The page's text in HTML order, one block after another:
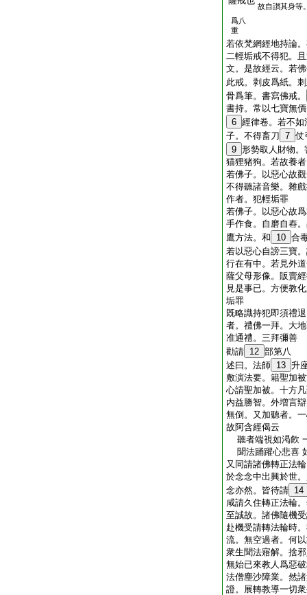
故自讃其身等
爲八
重
若依梵網經地持論
二輕垢戒不得犯。
文。是故經云。若
此戒。剥皮爲紙。
骨爲筆。書寫佛戒。
書持。常以七寶無
6 經律卷。若不
子。不得畜刀 7 仗
9 形勢取人財物
猫狸猪狗。若故養
若佛子。以惡心故
不得聽諸音樂。雜
作者。犯輕垢罪
若佛子。以惡心故
手作食。自磨自舂
鷹方法。和
10 合
若以惡心自謗三寶
行在有中。若見外
薩父母形像。販賣
見是事已。方便教
垢罪
既略識持犯即須禮
者。禮佛一拜。大
准通禮。三拜彌善
勸請 12 部第八
述曰。法師 13 升
敷演法要。籍聖加
心請聖加被。十方
内益勝智。外増言
無倒。又加聽者。
故阿含經偈云
聽者端視如渇飮
聞法踊躍心悲喜
又同請諸佛轉正法
於念念中出興於世
念亦然。皆待請 14
咸請久住轉正法輪
至誠故。諸佛隨機
赴機受請轉法輪時
流。無空過者。何
衆生聞法寤解。捨
無始已來教人爲惡
法僧塵沙障業。然
證。展轉教導一切